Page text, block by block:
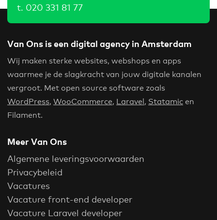
t. 020 331 81 77
Van Ons is een digital agency in Amsterdam
Wij maken sterke websites, webshops en apps
waarmee je de slagkracht van jouw digitale kanalen
vergroot. Met open source software zoals
WordPress, WooCommerce, Laravel, Statamic en
Filament.
Meer Van Ons
Algemene leveringsvoorwaarden
Privacybeleid
Vacatures
Vacature front-end developer
Vacature Laravel developer